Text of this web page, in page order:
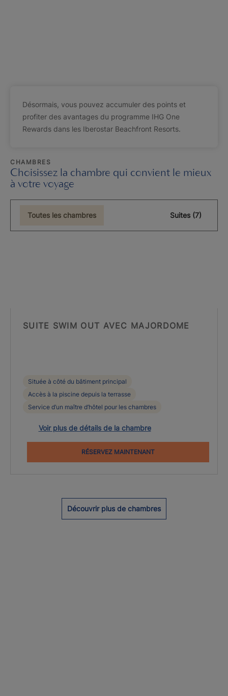
Désormais, vous pouvez accumuler des points et
profiter des avantages du programme IHG One
Rewards dans les Iberostar Beachfront Resorts.
CHAMBRES
Choisissez la chambre qui convient le mieux
à votre voyage
Toutes les chambres Suites (7)
SUITE SWIM OUT AVEC MAJORDOME
Située à côté du bâtiment principal
Accès à la piscine depuis la terrasse
Service d’un maître d’hôtel pour les chambres
Voir plus de détails de la chambre
RÉSERVEZ MAINTENANT
Découvrir plus de chambres